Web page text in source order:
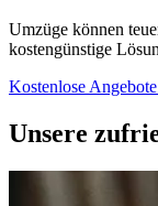
Umzüge können
kostengünstige
Kostenlose
Unsere